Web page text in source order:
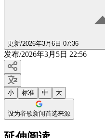
更新/2026年3月6日 07:36
发布/2026年3月5日 22:56
小 标准 中 大
设为谷歌新闻首选来源